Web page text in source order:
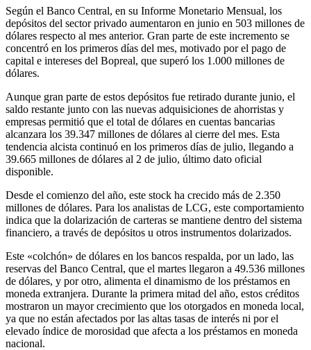
Según el Banco Central, en su Informe Monetario Mensual, los
depósitos del sector privado aumentaron en junio en 503 millones de
dólares respecto al mes anterior. Gran parte de este incremento se
concentró en los primeros días del mes, motivado por el pago de
capital e intereses del Bopreal, que superó los 1.000 millones de
dólares.
Aunque gran parte de estos depósitos fue retirado durante junio, el
saldo restante junto con las nuevas adquisiciones de ahorristas y
empresas permitió que el total de dólares en cuentas bancarias
alcanzara los 39.347 millones de dólares al cierre del mes. Esta
tendencia alcista continuó en los primeros días de julio, llegando a
39.665 millones de dólares al 2 de julio, último dato oficial
disponible.
Desde el comienzo del año, este stock ha crecido más de 2.350
millones de dólares. Para los analistas de LCG, este comportamiento
indica que la dolarización de carteras se mantiene dentro del sistema
financiero, a través de depósitos u otros instrumentos dolarizados.
Este «colchón» de dólares en los bancos respalda, por un lado, las
reservas del Banco Central, que el martes llegaron a 49.536 millones
de dólares, y por otro, alimenta el dinamismo de los préstamos en
moneda extranjera. Durante la primera mitad del año, estos créditos
mostraron un mayor crecimiento que los otorgados en moneda local,
ya que no están afectados por las altas tasas de interés ni por el
elevado índice de morosidad que afecta a los préstamos en moneda
nacional.